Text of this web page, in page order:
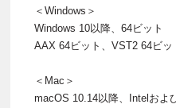
＜Windows＞
Windows 10以降、64ビット
AAX 64ビット、VST2 64ビッ
＜Mac＞
macOS 10.14以降、Intelおよ